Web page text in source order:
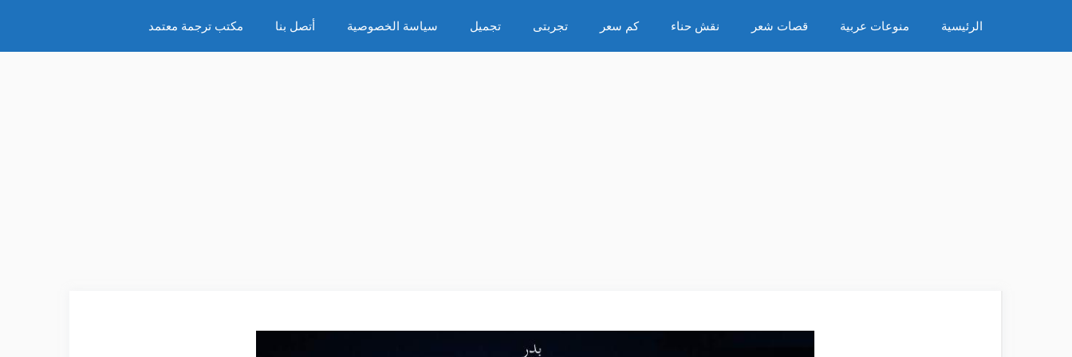
المحتوى
الرئيسية منوعات عربية قصات شعر نقش حناء كم سعر تجربتى تجميل سياسة الخصوصية أتصل بنا مكتب ترجمة معتمد